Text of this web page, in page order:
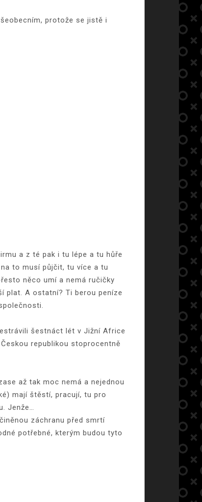
protože se jistě i
a z té pak i tu lépe a tu hůře
to musí půjčit, tu více a tu
něco umí a nemá ručičky
plat. A ostatní? Ti berou peníze
šestnáct lét v Jižní Africe
republikou stoprocentně
až tak moc nemá a nejednou
mají štěstí, pracují, tu pro
Jenže…
záchranu před smrtí
potřebné, kterým budou tyto